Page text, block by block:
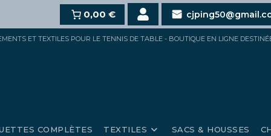
dès 100€, 15%pour 150€ et jusqu’à20%au-delà
0,00 €
ET TEXTILES POUR LE TENNIS DE TABLE - BOUTIQUE EN LIGNE
COMPLÈTES TEXTILES SACS & HOUSSES